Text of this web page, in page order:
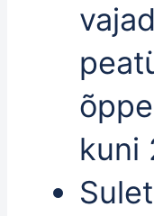
kuni